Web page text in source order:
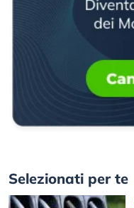
Selezionati per te